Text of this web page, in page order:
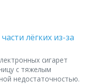
лёгких из-за
сигарет
с тяжелым
недостаточностью.